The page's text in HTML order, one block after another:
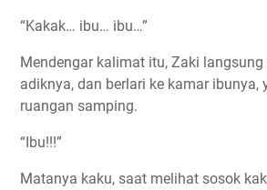
“Kakak… ibu… ibu…”
Mendengar kalimat itu, Zaki
adiknya, dan berlari ke kamar ibunya,
ruangan samping.
“Ibu!!!”
Matanya kaku, saat melihat sosok